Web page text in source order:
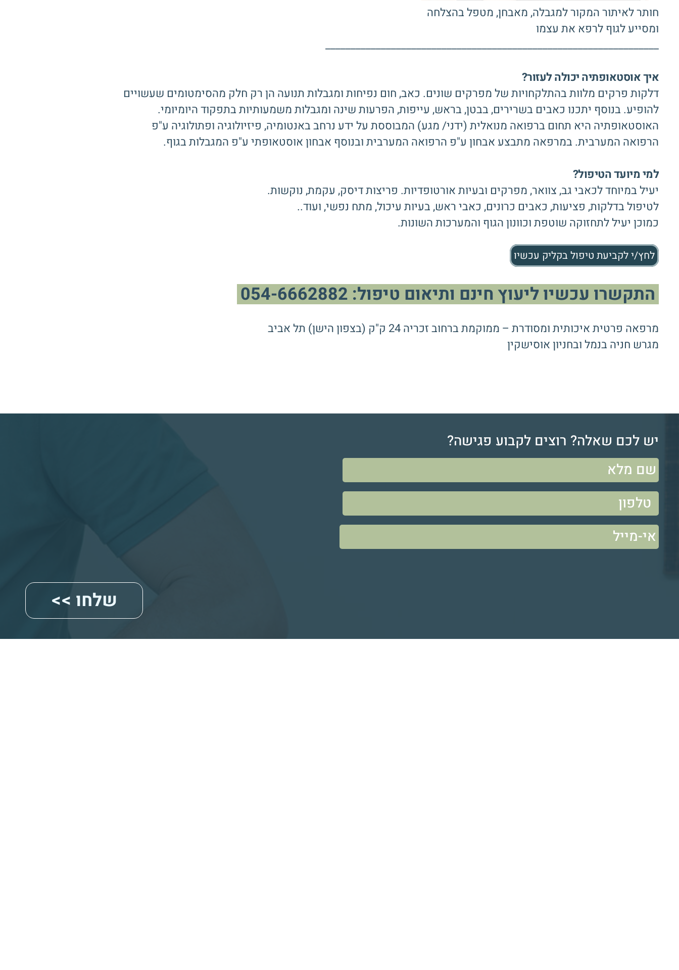
חותר לאיתור המקור למגבלה, מאבחן, מטפל בהצלחה
ומסייע לגוף לרפא את עצמו
__________________________________________________________________
איך אוסטאופתיה יכולה לעזור?
דלקות פרקים מלוות בהתלקחויות של מפרקים שונים. כאב, חום נפיחות ומגבלות תנועה הן רק חלק מהסימטומים שעשויים
להופיע. בנוסף יתכנו כאבים בשרירים, בבטן, בראש, עייפות, הפרעות שינה ומגבלות משמעותיות בתפקוד היומיומי.
האוסטאופתיה היא תחום ברפואה מנואלית (ידני/ מגע) המבוססת על ידע נרחב באנטומיה, פיזיולוגיה ופתולוגיה ע"פ
הרפואה המערבית. במרפאה מתבצע אבחון ע"פ הרפואה המערבית ובנוסף אבחון אוסטאופתי ע"פ המגבלות בגוף.
למי מיועד הטיפול?
יעיל במיוחד לכאבי גב, צוואר, מפרקים ובעיות אורטופדיות. פריצות דיסק, עקמת, נוקשות.
לטיפול בדלקות, פציעות, כאבים כרונים, כאבי ראש, בעיות עיכול, מתח נפשי, ועוד..
כמוכן יעיל לתחזוקה שוטפת וכוונון הגוף והמערכות השונות.
לחץ/י לקביעת טיפול בקליק עכשיו
התקשרו עכשיו ליעוץ חינם ותיאום טיפול: 054-6662882
מרפאה פרטית איכותית ומסודרת – ממוקמת ברחוב זכריה 24 ק"ק (בצפון הישן) תל אביב
מגרש חניה בנמל ובחניון אוסישקין
יש לכם שאלה? רוצים לקבוע פגישה?